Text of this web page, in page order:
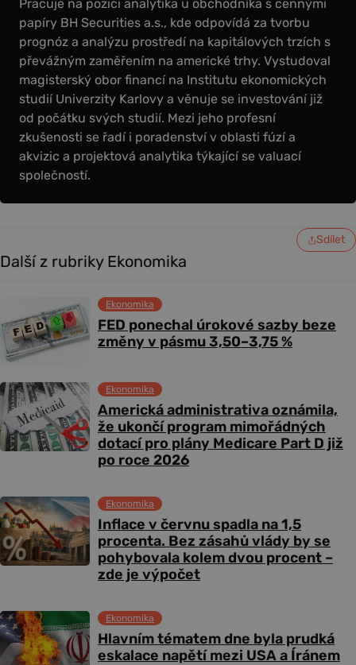
Pracuje na pozici analytika u obchodníka s cennými
papíry BH Securities a.s., kde odpovídá za tvorbu
prognóz a analýzu prostředí na kapitálových trzích s
převážným zaměřením na americké trhy. Vystudoval
magisterský obor financí na Institutu ekonomických
studií Univerzity Karlovy a věnuje se investování již
od počátku svých studií. Mezi jeho profesní
zkušenosti se řadí i poradenství v oblasti fúzí a
akvizic a projektová analytika týkající se valuací
společností.
Sdílet
Další z rubriky Ekonomika
FED ponechal úrokové sazby beze
změny v pásmu 3,50–3,75 %
Ekonomika
Americká administrativa oznámila,
že ukončí program mimořádných
dotací pro plány Medicare Part D již
po roce 2026
Ekonomika
Inflace v červnu spadla na 1,5
procenta. Bez zásahů vlády by se
pohybovala kolem dvou procent –
zde je výpočet
Ekonomika
Hlavním tématem dne byla prudká
eskalace napětí mezi USA a Íránem
Ekonomika